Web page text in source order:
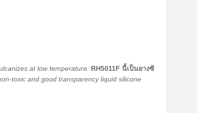
at low temperature. RH5011F นี้เป็นยางซิ
toxic and good transparency liquid silicone